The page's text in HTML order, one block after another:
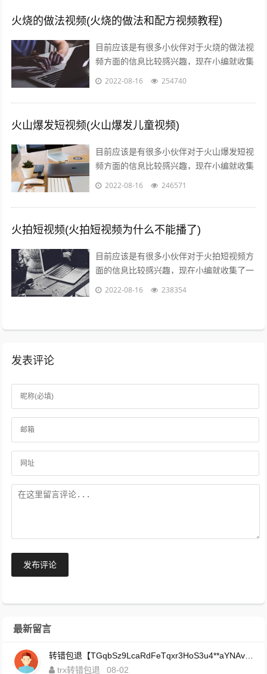
火烧的做法视频(火烧的做法和配方视频教程)
目前应该是有很多小伙伴对于火烧的做法视
频方面的信息比较感兴趣，现在小编就收集
了一些与火烧的做法和配方视频教程相关的
2022-08-16 254740
火山爆发短视频(火山爆发儿童视频)
目前应该是有很多小伙伴对于火山爆发短视
频方面的信息比较感兴趣，现在小编就收集
了一些与火山爆发儿童视频相关的信息来分
2022-08-16 246571
火拍短视频(火拍短视频为什么不能播了)
目前应该是有很多小伙伴对于火拍短视频方
面的信息比较感兴趣，现在小编就收集了一
些与火拍短视频为什么不能播了相关的信息
2022-08-16 238354
发表评论
发布评论
最新留言
trx转错包退
08-02